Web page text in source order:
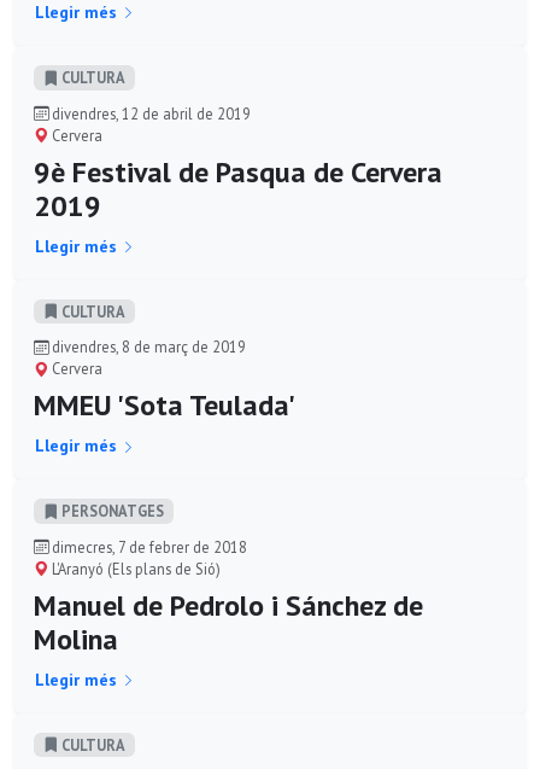
Llegir més
CULTURA
divendres, 12 de abril de 2019
Cervera
9è Festival de Pasqua de Cervera
2019
Llegir més
CULTURA
divendres, 8 de març de 2019
Cervera
MMEU 'Sota Teulada'
Llegir més
PERSONATGES
dimecres, 7 de febrer de 2018
L'Aranyó (Els plans de Sió)
Manuel de Pedrolo i Sánchez de
Molina
Llegir més
CULTURA